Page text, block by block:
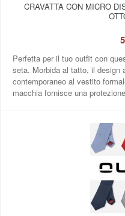
CRAVATTA CON MICRO
Perfetta per il tuo outfit con
seta. Morbida al tatto, il design
contemporaneo al vestito
macchia fornisce una